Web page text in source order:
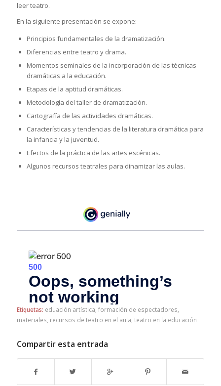
leer teatro.
En la siguiente presentación se expone:
Principios fundamentales de la dramatización.
Diferencias entre teatro y drama.
Momentos seminales de la incorporación de las técnicas
dramáticas a la educación.
Etapas de la aptitud dramáticas.
Metodología del taller de dramatización.
Cartografía de las actividades dramáticas.
Características y tendencias de la literatura dramática para
la infancia y la juventud.
Efectos de la práctica de las artes escénicas.
Algunos recursos teatrales para dinamizar las aulas.
Etiquetas: eduación artística formación de espectadores
materiales recursos de teatro en el aula teatro en la educación
Compartir esta entrada